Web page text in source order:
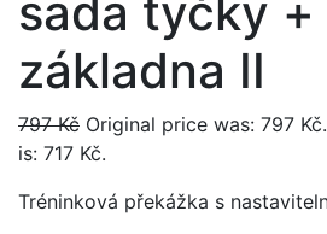
sada tyčky +
základna II
797Kč Original price was: 797 Kč.
is: 717 Kč.
Tréninková překážka s